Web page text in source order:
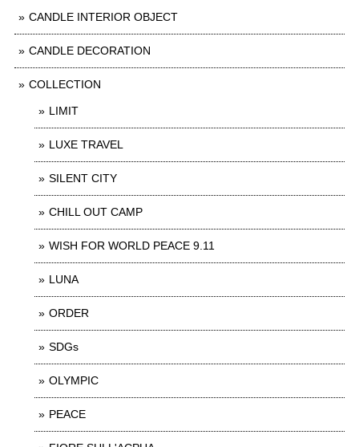
CANDLE INTERIOR OBJECT
CANDLE DECORATION
COLLECTION
LIMIT
LUXE TRAVEL
SILENT CITY
CHILL OUT CAMP
WISH FOR WORLD PEACE 9.11
LUNA
ORDER
SDGs
OLYMPIC
PEACE